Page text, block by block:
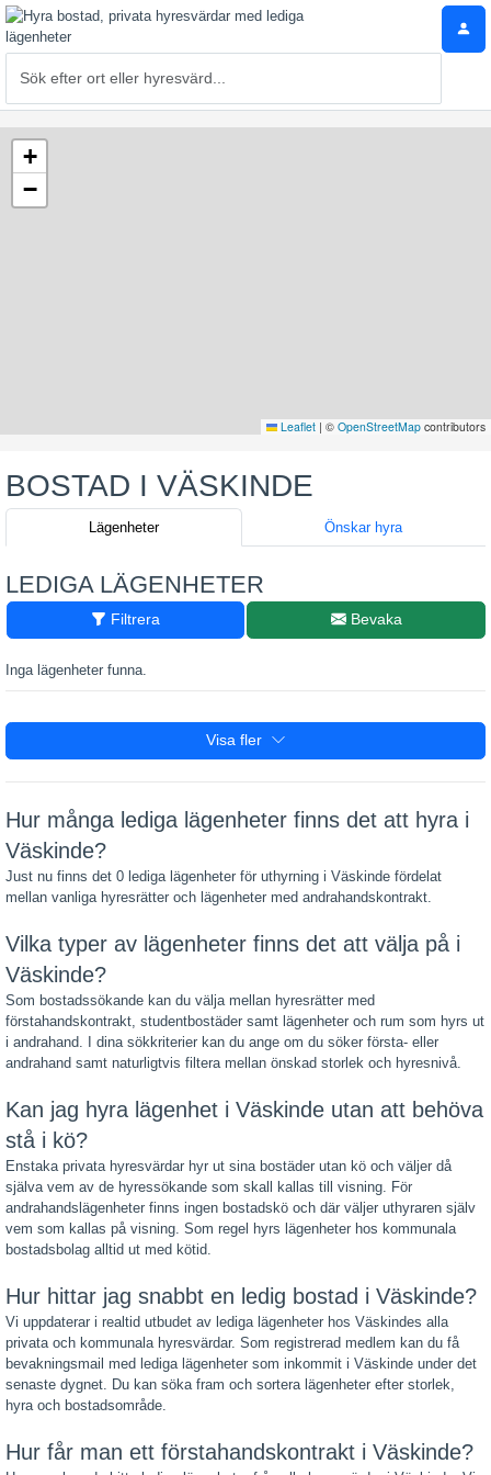
+
−
Leaflet | © OpenStreetMap contributors
BOSTAD I VÄSKINDE
Lägenheter Önskar hyra
LEDIGA LÄGENHETER
Filtrera Bevaka
Inga lägenheter funna.
Visa fler
Hur många lediga lägenheter finns det att hyra i
Väskinde?
Just nu finns det 0 lediga lägenheter för uthyrning i Väskinde fördelat
mellan vanliga hyresrätter och lägenheter med andrahandskontrakt.
Vilka typer av lägenheter finns det att välja på i
Väskinde?
Som bostadssökande kan du välja mellan hyresrätter med
förstahandskontrakt, studentbostäder samt lägenheter och rum som hyrs ut
i andrahand. I dina sökkriterier kan du ange om du söker första- eller
andrahand samt naturligtvis filtera mellan önskad storlek och hyresnivå.
Kan jag hyra lägenhet i Väskinde utan att behöva
stå i kö?
Enstaka privata hyresvärdar hyr ut sina bostäder utan kö och väljer då
själva vem av de hyressökande som skall kallas till visning. För
andrahandslägenheter finns ingen bostadskö och där väljer uthyraren själv
vem som kallas på visning. Som regel hyrs lägenheter hos kommunala
bostadsbolag alltid ut med kötid.
Hur hittar jag snabbt en ledig bostad i Väskinde?
Vi uppdaterar i realtid utbudet av lediga lägenheter hos Väskindes alla
privata och kommunala hyresvärdar. Som registrerad medlem kan du få
bevakningsmail med lediga lägenheter som inkommit i Väskinde under det
senaste dygnet. Du kan söka fram och sortera lägenheter efter storlek,
hyra och bostadsområde.
Hur får man ett förstahandskontrakt i Väskinde?